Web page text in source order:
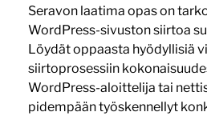
Seravon laatima opas on
WordPress-sivuston siirtoa
Löydät oppaasta hyödyllisiä
siirtoprosessiin
WordPress-aloittelija tai
pidempään työskennellyt